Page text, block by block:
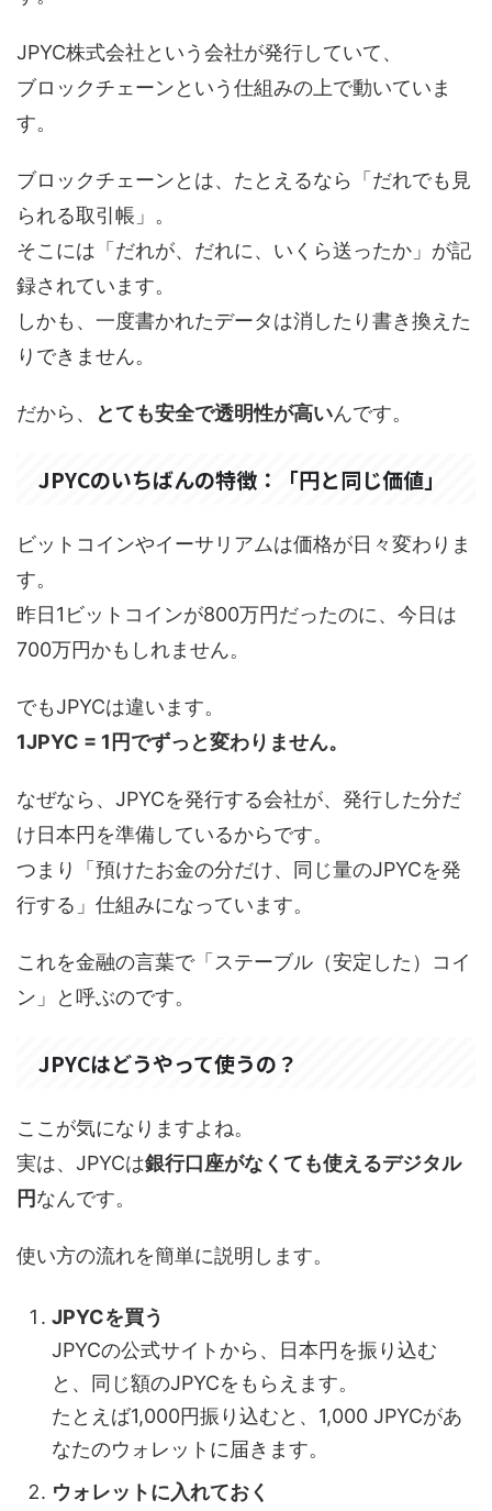
JPYC株式会社という会社が発行していて、
ブロックチェーンという仕組みの上で動いていま
す。
ブロックチェーンとは、たとえるなら「だれでも見
られる取引帳」。
そこには「だれが、だれに、いくら送ったか」が記
録されています。
しかも、一度書かれたデータは消したり書き換えた
りできません。
だから、 とても安全で透明性が高いんです。
JPYCのいちばんの特徴：「円と同じ価値」
ビットコインやイーサリアムは価格が日々変わりま
す。
昨日1ビットコインが800万円だったのに、今日は
700万円かもしれません。
でもJPYCは違います。
1JPYC = 1円でずっと変わりません。
なぜなら、JPYCを発行する会社が、発行した分だ
け日本円を準備しているからです。
つまり「預けたお金の分だけ、同じ量のJPYCを発
行する」仕組みになっています。
これを金融の言葉で「ステーブル（安定した）コイ
ン」と呼ぶのです。
JPYCはどうやって使うの？
ここが気になりますよね。
実は、JPYCは銀行口座がなくても使えるデジタル
円なんです。
使い方の流れを簡単に説明します。
JPYCを買う
JPYCの公式サイトから、日本円を振り込む
と、同じ額のJPYCをもらえます。
たとえば1,000円振り込むと、1,000 JPYCがあ
なたのウォレットに届きます。
ウォレットに入れておく